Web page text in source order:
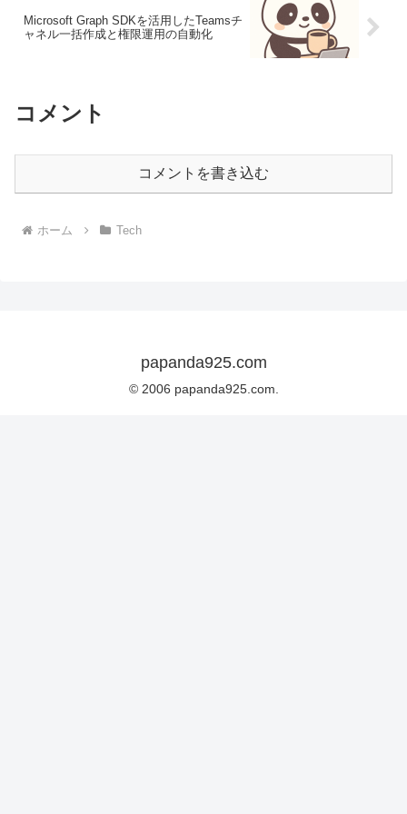
Microsoft Graph SDKを活用したTeamsチ
ャネル一括作成と権限運用の自動化
コメント
コメントを書き込む
ホーム Tech
papanda925.com
© 2006 papanda925.com.